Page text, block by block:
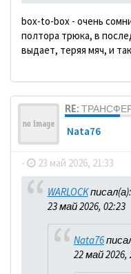
box-to-box - очень
полтора трюка, в
выдает, теряя мяч, и
RE:
Nata76
- 23 май 2026, 21:33
WARLOCKписал(а):
23 май 2026, 02:23
Nata76
22 май 2026,